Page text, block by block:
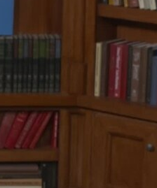
available